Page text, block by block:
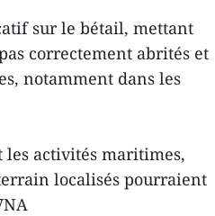
sur le bétail, mettant
correctement abrités et
notamment dans les
les activités maritimes,
localisés pourraient